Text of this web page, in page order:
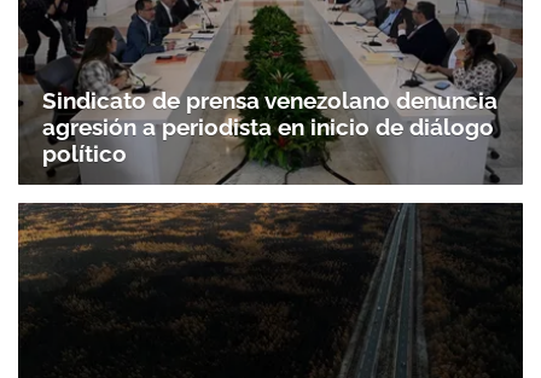
Sindicato de prensa venezolano denuncia
agresión a periodista en inicio de diálogo
político